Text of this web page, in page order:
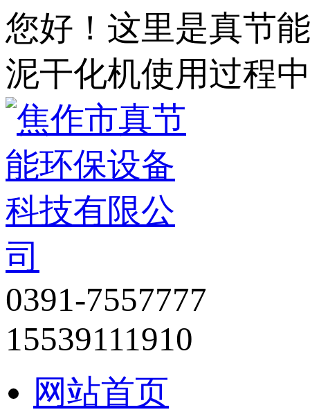
您好！这里是真节
泥干化机使用过程
0391-7557777
15539111910
网站首页